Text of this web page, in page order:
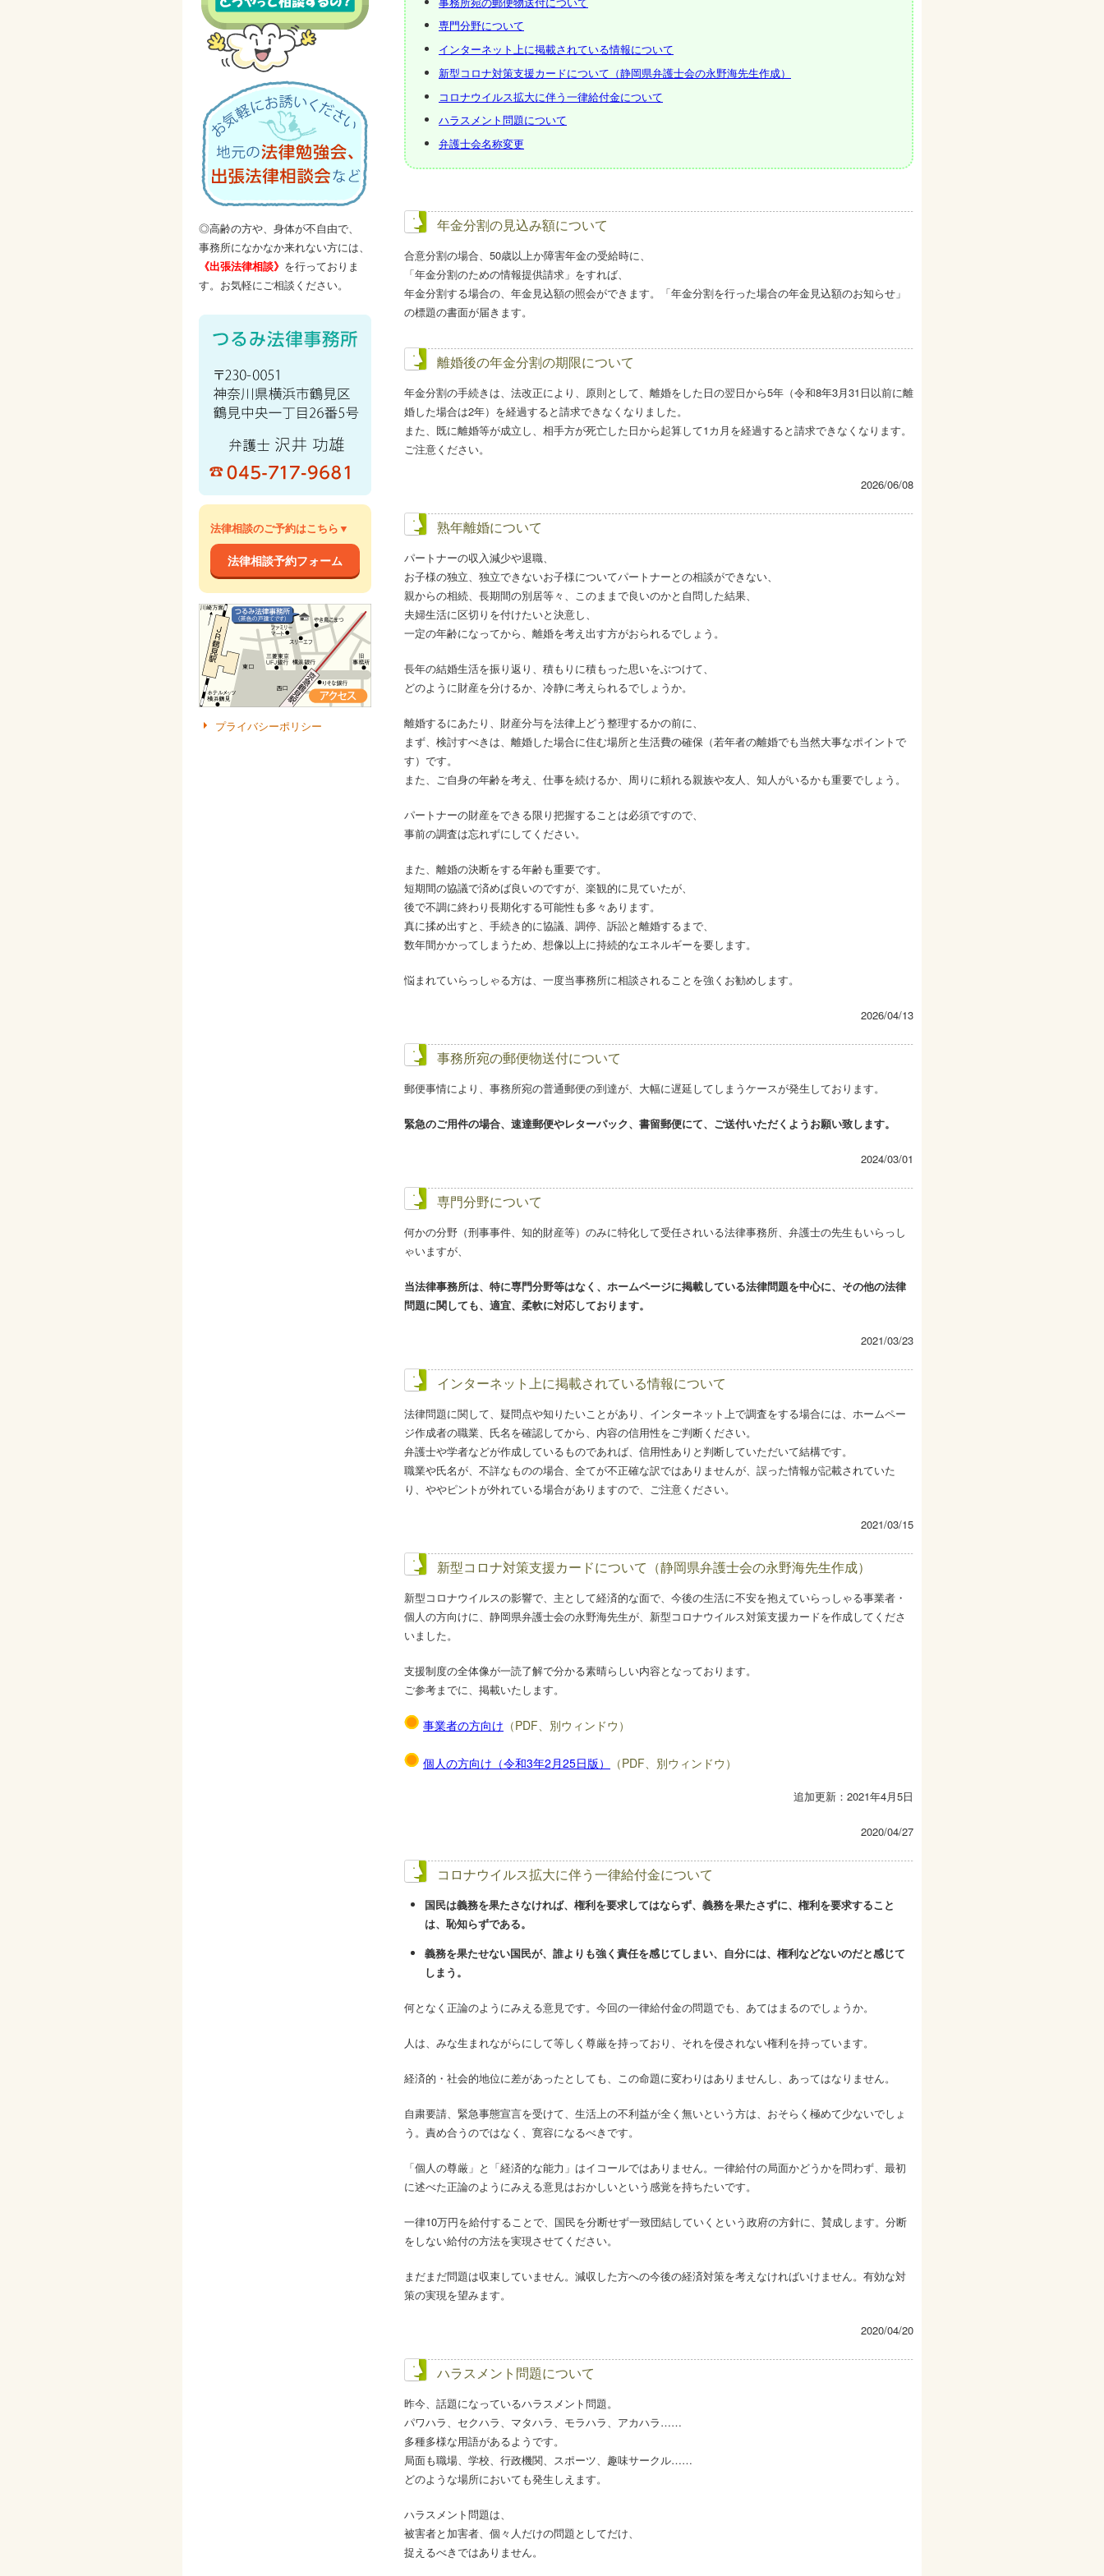
専門分野について
インターネット上に掲載されている情報について
新型コロナ対策支援カードについて（静岡県弁護士会の永野海先生作成）
コロナウイルス拡大に伴う一律給付金について
ハラスメント問題について
弁護士会名称変更
年金分割の見込み額について
合意分割の場合、50歳以上か障害年金の受給時に、
「年金分割のための情報提供請求」をすれば、
年金分割する場合の、年金見込額の照会ができます。「年金分割を行った場合の年金見込額のお知らせ」
の標題の書面が届きます。
離婚後の年金分割の期限について
年金分割の手続きは、法改正により、原則として、離婚をした日の翌日から5年（令和8年3月31日以前に離
婚した場合は2年）を経過すると請求できなくなりました。
また、既に離婚等が成立し、相手方が死亡した日から起算して1カ月を経過すると請求できなくなります。
ご注意ください。
2026/06/08
熟年離婚について
パートナーの収入減少や退職、
お子様の独立、独立できないお子様についてパートナーとの相談ができない、
親からの相続、長期間の別居等々、このままで良いのかと自問した結果、
夫婦生活に区切りを付けたいと決意し、
一定の年齢になってから、離婚を考え出す方がおられるでしょう。
長年の結婚生活を振り返り、積もりに積もった思いをぶつけて、
どのように財産を分けるか、冷静に考えられるでしょうか。
離婚するにあたり、財産分与を法律上どう整理するかの前に、
まず、検討すべきは、離婚した場合に住む場所と生活費の確保（若年者の離婚でも当然大事なポイントで
す）です。
また、ご自身の年齢を考え、仕事を続けるか、周りに頼れる親族や友人、知人がいるかも重要でしょう。
パートナーの財産をできる限り把握することは必須ですので、
事前の調査は忘れずにしてください。
また、離婚の決断をする年齢も重要です。
短期間の協議で済めば良いのですが、楽観的に見ていたが、
後で不調に終わり長期化する可能性も多々あります。
真に揉め出すと、手続き的に協議、調停、訴訟と離婚するまで、
数年間かかってしまうため、想像以上に持続的なエネルギーを要します。
悩まれていらっしゃる方は、一度当事務所に相談されることを強くお勧めします。
2026/04/13
事務所宛の郵便物送付について
郵便事情により、事務所宛の普通郵便の到達が、大幅に遅延してしまうケースが発生しております。
緊急のご用件の場合、速達郵便やレターパック、書留郵便にて、ご送付いただくようお願い致します。
2024/03/01
専門分野について
何かの分野（刑事事件、知的財産等）のみに特化して受任されいる法律事務所、弁護士の先生もいらっし
ゃいますが、
当法律事務所は、特に専門分野等はなく、ホームページに掲載している法律問題を中心に、その他の法律
問題に関しても、適宜、柔軟に対応しております。
2021/03/23
インターネット上に掲載されている情報について
法律問題に関して、疑問点や知りたいことがあり、インターネット上で調査をする場合には、ホームペー
ジ作成者の職業、氏名を確認してから、内容の信用性をご判断ください。
弁護士や学者などが作成しているものであれば、信用性ありと判断していただいて結構です。
職業や氏名が、不詳なものの場合、全てが不正確な訳ではありませんが、誤った情報が記載されていた
り、ややピントが外れている場合がありますので、ご注意ください。
2021/03/15
新型コロナ対策支援カードについて（静岡県弁護士会の永野海先生作成）
新型コロナウイルスの影響で、主として経済的な面で、今後の生活に不安を抱えていらっしゃる事業者・
個人の方向けに、静岡県弁護士会の永野海先生が、新型コロナウイルス対策支援カードを作成してくださ
いました。
支援制度の全体像が一読了解で分かる素晴らしい内容となっております。
ご参考までに、掲載いたします。
事業者の方向け （PDF、別ウィンドウ）
個人の方向け（令和3年2月25日版） （PDF、別ウィンドウ）
追加更新：2021年4月5日
2020/04/27
コロナウイルス拡大に伴う一律給付金について
国民は義務を果たさなければ、権利を要求してはならず、義務を果たさずに、権利を要求すること
は、恥知らずである。
義務を果たせない国民が、誰よりも強く責任を感じてしまい、自分には、権利などないのだと感じて
しまう。
何となく正論のようにみえる意見です。今回の一律給付金の問題でも、あてはまるのでしょうか。
人は、みな生まれながらにして等しく尊厳を持っており、それを侵されない権利を持っています。
経済的・社会的地位に差があったとしても、この命題に変わりはありませんし、あってはなりません。
自粛要請、緊急事態宣言を受けて、生活上の不利益が全く無いという方は、おそらく極めて少ないでしょ
う。責め合うのではなく、寛容になるべきです。
「個人の尊厳」と「経済的な能力」はイコールではありません。一律給付の局面かどうかを問わず、最初
に述べた正論のようにみえる意見はおかしいという感覚を持ちたいです。
一律10万円を給付することで、国民を分断せず一致団結していくという政府の方針に、賛成します。分断
をしない給付の方法を実現させてください。
まだまだ問題は収束していません。減収した方への今後の経済対策を考えなければいけません。有効な対
策の実現を望みます。
2020/04/20
ハラスメント問題について
昨今、話題になっているハラスメント問題。
パワハラ、セクハラ、マタハラ、モラハラ、アカハラ……
多種多様な用語があるようです。
局面も職場、学校、行政機関、スポーツ、趣味サークル……
どのような場所においても発生しえます。
ハラスメント問題は、
被害者と加害者、個々人だけの問題としてだけ、
捉えるべきではありません。
◎高齢の方や、身体が不自由で、
事務所になかなか来れない方には、
《出張法律相談》 を行っておりま
す。お気軽にご相談ください。
法律相談のご予約はこちら▼
法律相談予約フォーム
プライバシーポリシー